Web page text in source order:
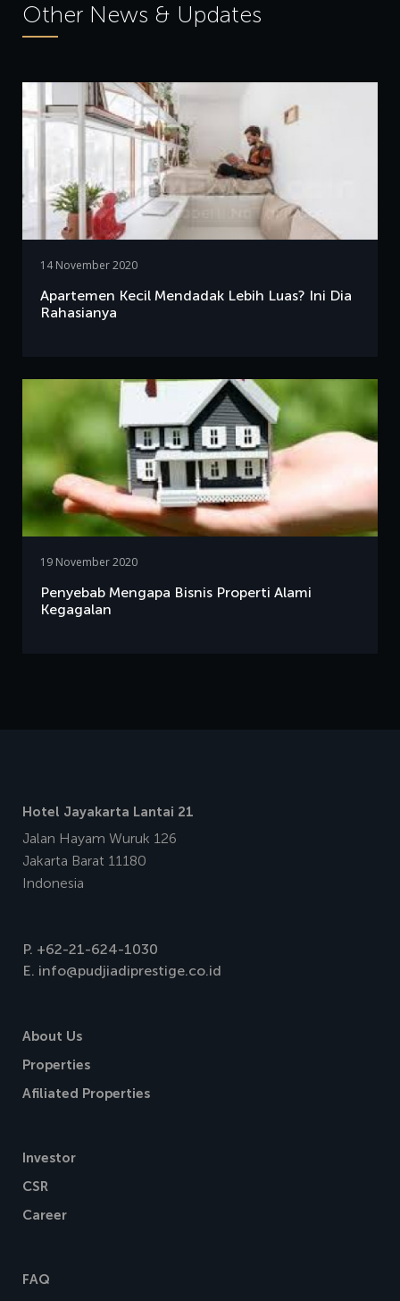
Other News & Updates
14 November 2020
Apartemen Kecil Mendadak Lebih Luas? Ini Dia
Rahasianya
19 November 2020
Penyebab Mengapa Bisnis Properti Alami
Kegagalan
Hotel Jayakarta Lantai 21
Jalan Hayam Wuruk 126
Jakarta Barat 11180
Indonesia
P. +62-21-624-1030
E. info@pudjiadiprestige.co.id
About Us
Properties
Afiliated Properties
Investor
CSR
Career
FAQ